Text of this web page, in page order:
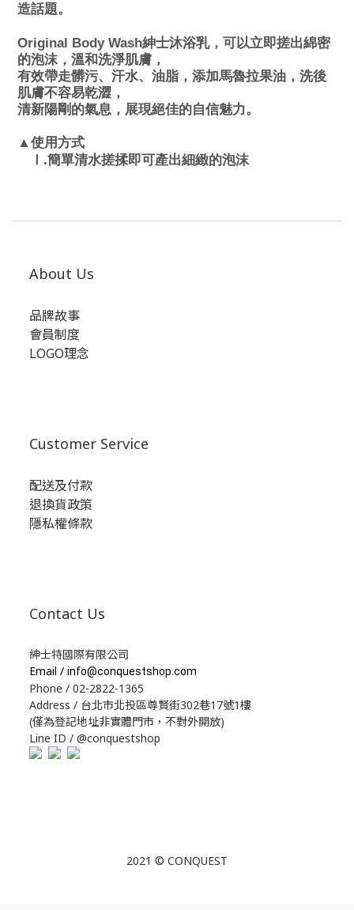
造話題。
Original Body Wash紳士沐浴乳，可以立即搓出綿密
的泡沫，溫和洗淨肌膚，
有效帶走髒污、汗水、油脂，添加馬魯拉果油，洗後
肌膚不容易乾澀，
清新陽剛的氣息，展現絕佳的自信魅力。
▲使用方式
.簡單清水搓揉即可產出細緻的泡沫
About Us
品牌故事
會員制度
LOGO理念
Customer Service
配送及付款
退換貨政策
隱私權條款
Contact Us
紳士特國際有限公司
Email / info@conquestshop.com
Phone / 02-2822-1365
Address / 台北市北投區尊賢街302巷17號1樓
(僅為登記地址非實體門市，不對外開放)
Line ID / @conquestshop
2021 © CONQUEST